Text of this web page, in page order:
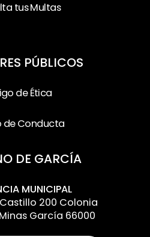
tus Multas
PÚBLICOS
de Ética
de Conducta
DE GARCÍA
MUNICIPAL
200 Colonia
García 66000